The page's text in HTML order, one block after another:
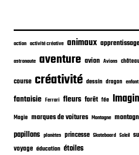
l
i
a
i
n
action activité créative animaux
astronaute aventure avion Avions
course créativité dessin dragon enfant
fantaisie Ferrari fleurs forêt fée
Magie marques de voitures Montagne
papillons planètes princesse Skateboard Soleil
voyage éducation étoiles